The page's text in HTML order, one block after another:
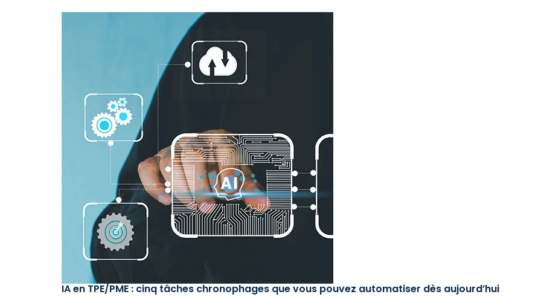
IA en TPE/PME : cinq tâches chronophages que vous pouvez automatiser dès aujourd’hui